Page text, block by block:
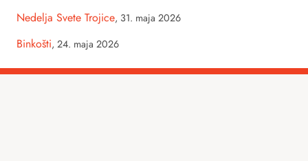
Nedelja Svete Trojice, 31. maja 2026
Binkošti, 24. maja 2026